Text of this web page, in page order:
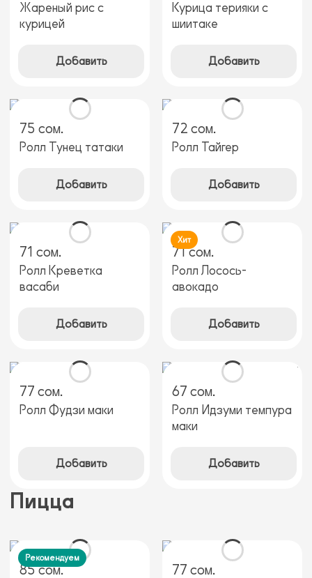
Жареный рис с
курицей
Добавить
Курица терияки с
шиитаке
Добавить
75 сом.
Ролл Тунец татаки
Добавить
72 сом.
Ролл Тайгер
Добавить
71 сом.
Ролл Креветка
васаби
Добавить
71 сом.
Ролл Лосось-
авокадо
Добавить
Хит
77 сом.
Ролл Фудзи маки
Добавить
67 сом.
Ролл Идзуми темпура
маки
Добавить
Пицца
85 сом.
Рекомендуем
77 сом.